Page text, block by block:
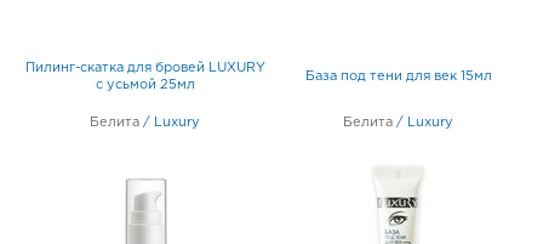
Пилинг-скатка для бровей LUXURY
с усьмой 25мл
Белита / Luxury
База под тени для век 15мл
Белита / Luxury